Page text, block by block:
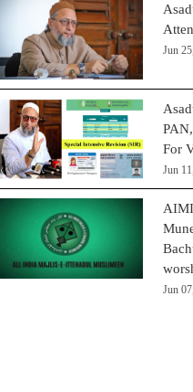
Jun
For
Jun
Jun